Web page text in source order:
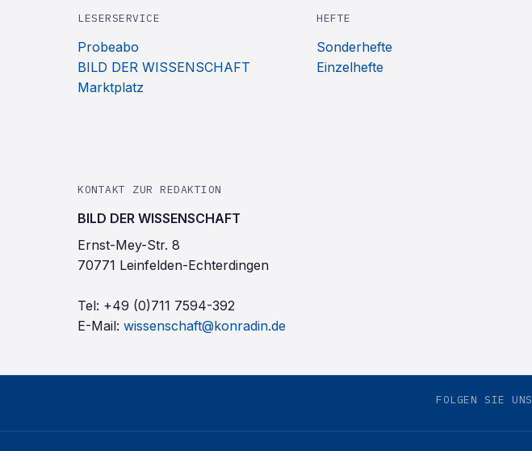
LESERSERVICE
Probeabo
BILD DER WISSENSCHAFT
Marktplatz
HEFTE
Sonderhefte
Einzelhefte
KONTAKT ZUR REDAKTION
BILD DER WISSENSCHAFT
Ernst-Mey-Str. 8
70771 Leinfelden-Echterdingen
Tel: +49 (0)711 7594-392
E-Mail: wissenschaft@konradin.de
FOLGEN SIE UNS